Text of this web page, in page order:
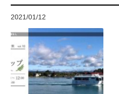
2021/01/12